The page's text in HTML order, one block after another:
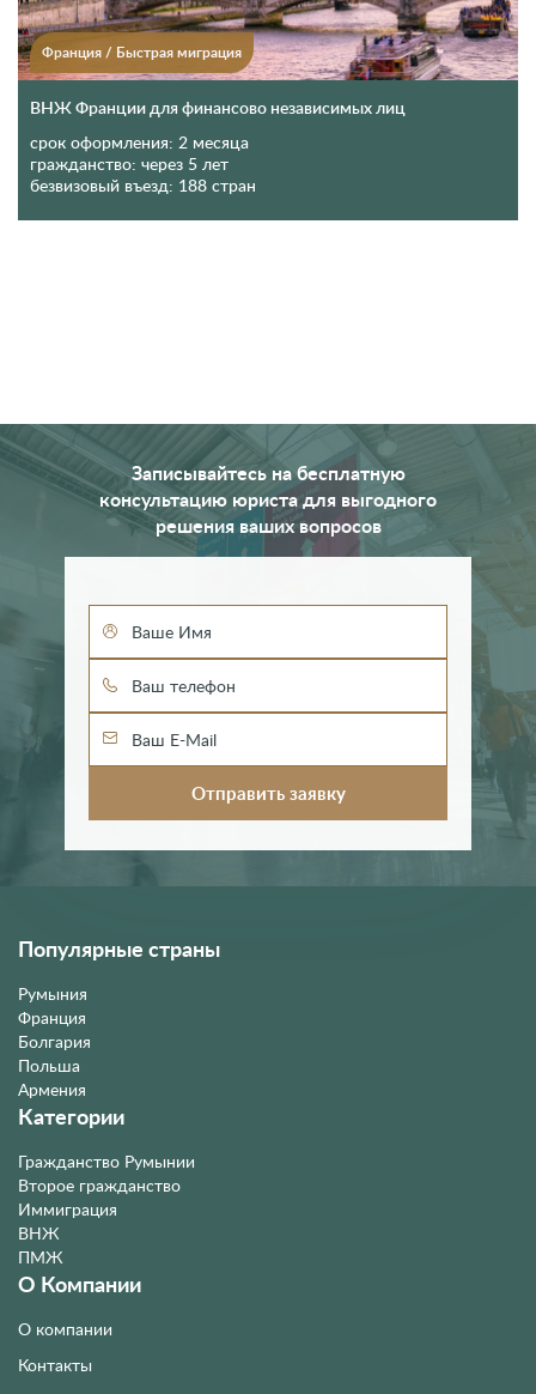
Франция / Быстрая миграция
ВНЖ Франции для финансово независимых лиц
срок оформления: 2 месяца
гражданство: через 5 лет
безвизовый въезд: 188 стран
Записывайтесь на бесплатную
консультацию юриста для выгодного
решения ваших вопросов
Популярные страны
Румыния
Франция
Болгария
Польша
Армения
Категории
Гражданство Румынии
Второе гражданство
Иммиграция
ВНЖ
ПМЖ
О Компании
О компании
Контакты